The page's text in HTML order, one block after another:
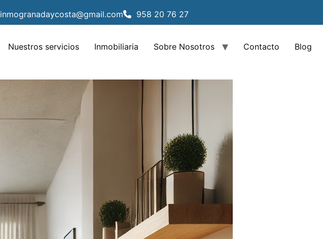
inmogranadaycosta@gmail.com 958 20 76 27
Nuestros servicios Inmobiliaria Sobre Nosotros Contacto Blog